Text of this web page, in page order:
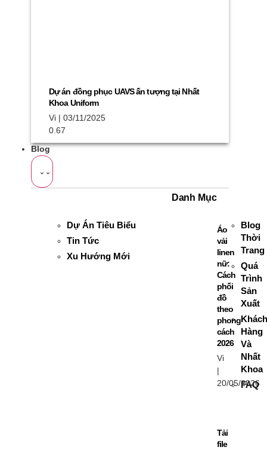
Dự án đồng phục UAVS ấn tượng tại Nhất
Khoa Uniform
Vi
03/11/2025
Blog
Danh Mục
Dự Án Tiêu Biểu
Tin Tức
Xu Hướng Mới
Blog
Thời
Trang
Quá
Trình
Sản
Xuất
Khách
Hàng
Và
Nhất
Khoa
FAQ
Áo
vải
linen
nữ:
Cách
phối
đồ
theo
phong
cách
2026
Vi
20/05/2026
Tải
file